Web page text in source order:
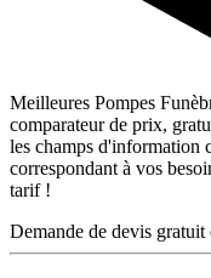
Meilleures Pompes
comparateur de prix,
les champs d'information
correspondant à vos
tarif !
Demande de devis gratuit